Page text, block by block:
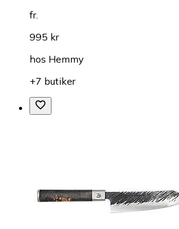
fr.
995 kr
hos Hemmy
+7 butiker